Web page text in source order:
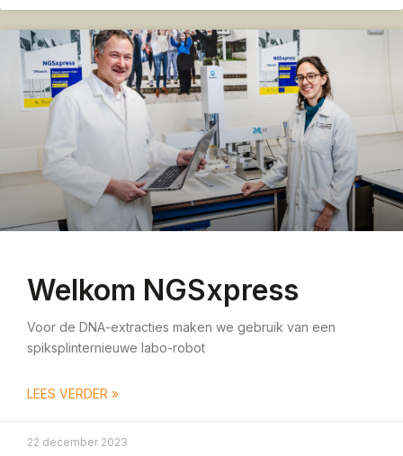
Welkom NGSxpress
Voor de DNA-extracties maken we gebruik van een
spiksplinternieuwe labo-robot
LEES VERDER »
22 december 2023